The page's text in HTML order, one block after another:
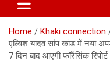
Home
Khaki connection
एल्विश यादव सांप कांड में नया
7 दिन बाद आएगी फॉरेंसिंक रिपोर्ट